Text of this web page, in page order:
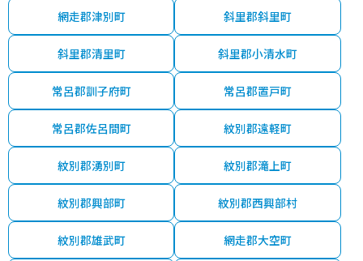
網走郡津別町 斜里郡斜里町
斜里郡清里町 斜里郡小清水町
常呂郡訓子府町 常呂郡置戸町
常呂郡佐呂間町 紋別郡遠軽町
紋別郡湧別町 紋別郡滝上町
紋別郡興部町 紋別郡西興部村
紋別郡雄武町 網走郡大空町